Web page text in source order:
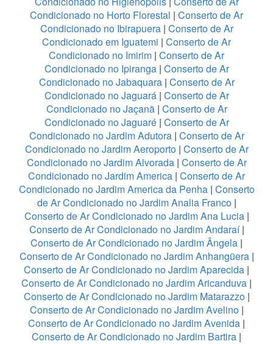
Condicionado no Horto Florestal | Conserto de Ar
Condicionado no Ibirapuera| Conserto de Ar
Condicionado em Iguatemi | Conserto de Ar
Condicionado no Imirim | Conserto de Ar
Condicionado no Ipiranga| Conserto de Ar
Condicionado no Jabaquara| Conserto de Ar
Condicionado no Jaguará| Conserto de Ar
Condicionado no Jaçanã| Conserto de Ar
Condicionado no Jaguaré| Conserto de Ar
Condicionado no Jardim Adutora| Conserto de Ar
Condicionado no Jardim Aeroporto| Conserto de Ar
Condicionado no Jardim Alvorada| Conserto de Ar
Condicionado no Jardim America | Conserto de Ar
Condicionado no Jardim America da Penha| Conserto
de Ar Condicionado no Jardim Analia Franco|
Conserto de Ar Condicionado no Jardim Ana Lucia|
Conserto de Ar Condicionado no Jardim Andaraí|
Conserto de Ar Condicionado no Jardim Ângela |
Conserto de Ar Condicionado no Jardim Anhangüera|
Conserto de Ar Condicionado no Jardim Aparecida |
Conserto de Ar Condicionado no Jardim Aricanduva |
Conserto de Ar Condicionado no Jardim Matarazzo|
Conserto de Ar Condicionado no Jardim Avelino|
Conserto de Ar Condicionado no Jardim Avenida |
Conserto de Ar Condicionado no Jardim Bartira |